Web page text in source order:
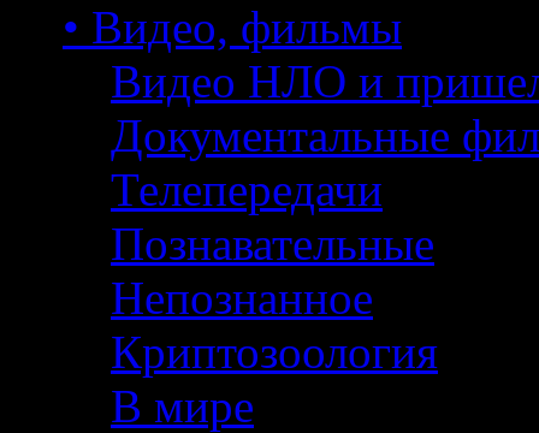
• Видео, фильмы
Видео НЛО и
Документальные
Телепередачи
Познавательные
Непознанное
Криптозоология
В мире